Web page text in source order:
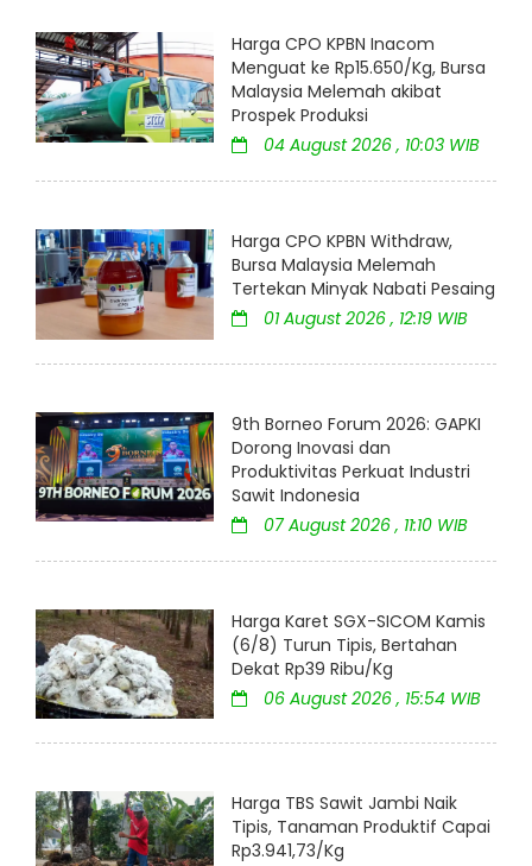
Harga CPO KPBN Inacom
Menguat ke Rp15.650/Kg, Bursa
Malaysia Melemah akibat
Prospek Produksi
04 August 2026 , 10:03 WIB
Harga CPO KPBN Withdraw,
Bursa Malaysia Melemah
Tertekan Minyak Nabati Pesaing
01 August 2026 , 12:19 WIB
9th Borneo Forum 2026: GAPKI
Dorong Inovasi dan
Produktivitas Perkuat Industri
Sawit Indonesia
07 August 2026 , 11:10 WIB
Harga Karet SGX-SICOM Kamis
(6/8) Turun Tipis, Bertahan
Dekat Rp39 Ribu/Kg
06 August 2026 , 15:54 WIB
Harga TBS Sawit Jambi Naik
Tipis, Tanaman Produktif Capai
Rp3.941,73/Kg